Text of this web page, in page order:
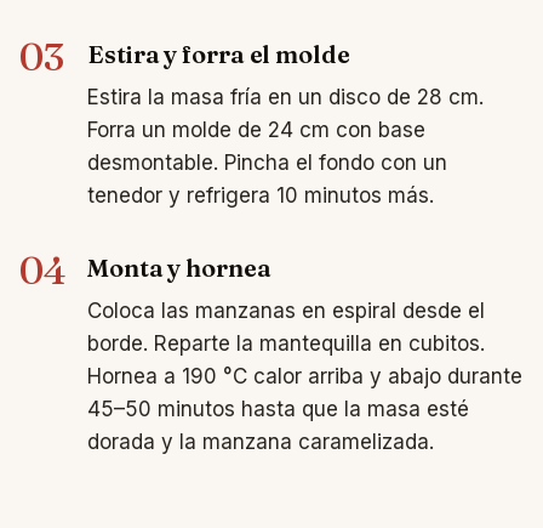
03 Estira y forra el molde
Estira la masa fría en un disco de 28 cm.
Forra un molde de 24 cm con base
desmontable. Pincha el fondo con un
tenedor y refrigera 10 minutos más.
04 Monta y hornea
Coloca las manzanas en espiral desde el
borde. Reparte la mantequilla en cubitos.
Hornea a 190 °C calor arriba y abajo durante
45–50 minutos hasta que la masa esté
dorada y la manzana caramelizada.